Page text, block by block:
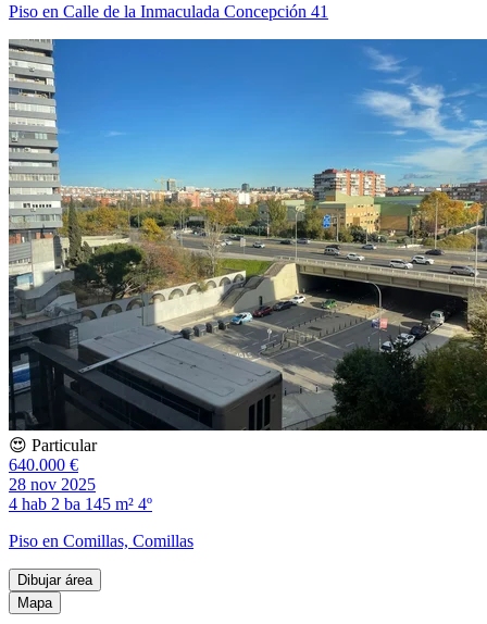
Piso en Calle de la Inmaculada Concepción 41
😍 Particular
640.000 €
28 nov 2025
4 hab 2 ba 145 m² 4º
Piso en Comillas, Comillas
Dibujar área
Mapa